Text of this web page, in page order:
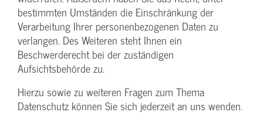
bestimmten Umständen die Einschränkung der
Verarbeitung Ihrer personenbezogenen Daten zu
verlangen. Des Weiteren steht Ihnen ein
Beschwerderecht bei der zuständigen
Aufsichtsbehörde zu.
Hierzu sowie zu weiteren Fragen zum Thema
Datenschutz können Sie sich jederzeit an uns wenden.